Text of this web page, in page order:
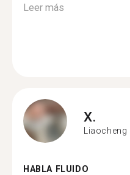
Leer más
X.
Liaocheng
HABLA FLUIDO